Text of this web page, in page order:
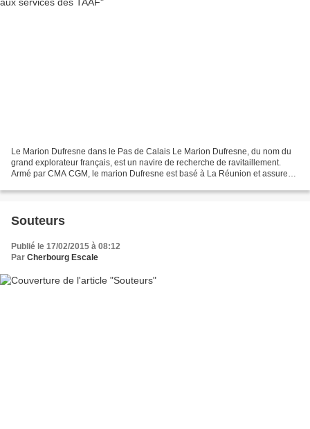
Le Marion Dufresne dans le Pas de Calais Le Marion Dufresne, du nom du
grand explorateur français, est un navire de recherche de ravitaillement.
Armé par CMA CGM, le marion Dufresne est basé à La Réunion et assure
Souteurs
Publié le 17/02/2015 à 08:12
Par Cherbourg Escale